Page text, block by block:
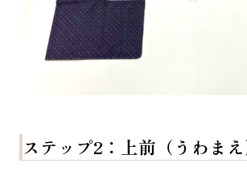
ステップ2：上前（うわま